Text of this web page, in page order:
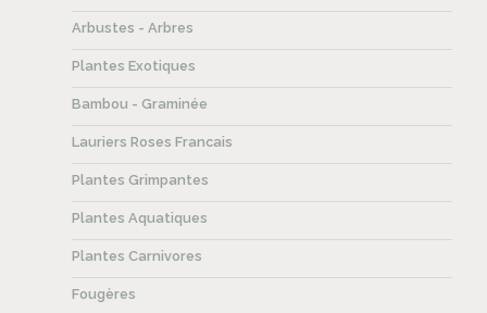
Arbustes - Arbres
Plantes Exotiques
Bambou - Graminée
Lauriers Roses Francais
Plantes Grimpantes
Plantes Aquatiques
Plantes Carnivores
Fougères